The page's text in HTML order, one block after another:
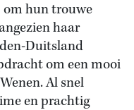
hun trouwe
haar
Duitsland
om een mooi
Al snel
en prachtig